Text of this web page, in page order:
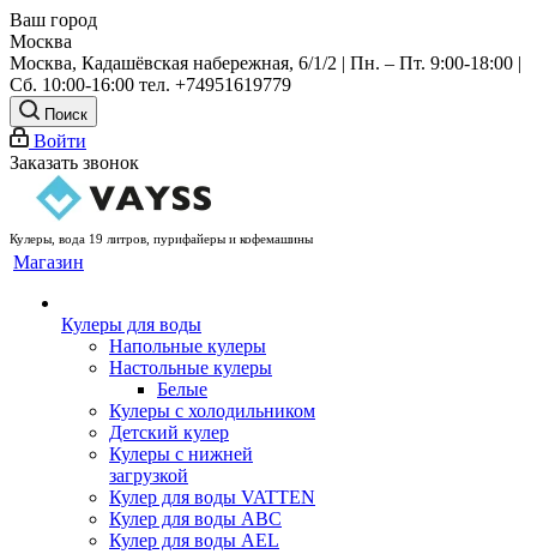
Ваш город
Москва
Москва, Кадашёвская набережная, 6/1/2 | Пн. – Пт. 9:00-18:00 |
Сб. 10:00-16:00 тел. +74951619779
Поиск
Войти
Заказать звонок
Кулеры, вода 19 литров, пурифайеры и кофемашины
Магазин
Кулеры для воды
Напольные кулеры
Настольные кулеры
Белые
Кулеры с холодильником
Детский кулер
Кулеры с нижней
загрузкой
Кулер для воды VATTEN
Кулер для воды ABC
Кулер для воды AEL